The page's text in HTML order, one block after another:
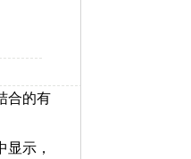
合的有
显示，